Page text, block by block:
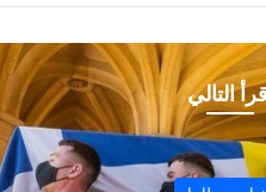
التالي
بريطانيا